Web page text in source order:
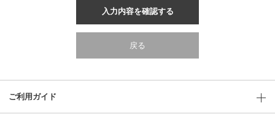
入力内容を確認する
戻る
ご利用ガイド